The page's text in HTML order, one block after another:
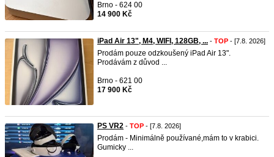
Brno - 624 00
14 900 Kč
iPad Air 13", M4, WIFI, 128GB, ... - TOP - [7.8. 2026]
Prodám pouze odzkoušený iPad Air 13".
Prodávám z důvod ...
Brno - 621 00
17 900 Kč
PS VR2 - TOP - [7.8. 2026]
Prodám - Minimálně používané,mám to v krabici.
Gumicky ...